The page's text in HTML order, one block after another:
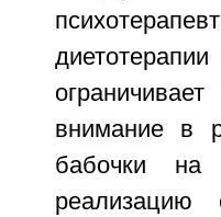
внимание в
бабочки на
реализацию